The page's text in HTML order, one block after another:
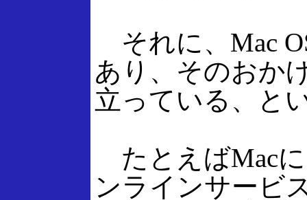
それに、Mac
あり、そのおか
立っている、と
たとえばMac
ンラインサービ